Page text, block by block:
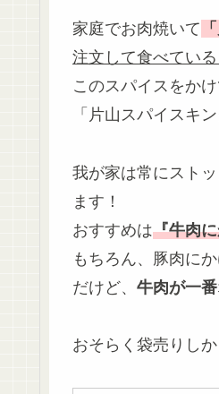
家庭でお肉焼いて
注文して食べてい
このスパイスをか
「片山スパイスキ
我が家は常にスト
ます！
おすすめは『牛肉
もちろん、豚肉に
だけど、 牛肉が一
おそらく袋売りし